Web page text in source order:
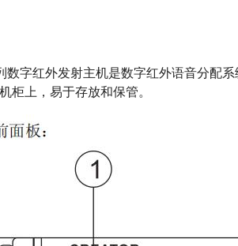
数字红外发射主机是数字红外语音分配
柜上，易于存放和保管。